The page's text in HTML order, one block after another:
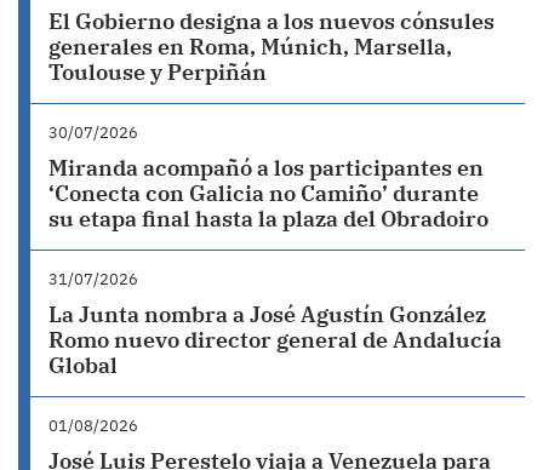
El Gobierno designa a los nuevos cónsules
generales en Roma, Múnich, Marsella,
Toulouse y Perpiñán
30/07/2026
Miranda acompañó a los participantes en
‘Conecta con Galicia no Camiño’ durante
su etapa final hasta la plaza del Obradoiro
31/07/2026
La Junta nombra a José Agustín González
Romo nuevo director general de Andalucía
Global
01/08/2026
José Luis Perestelo viaja a Venezuela para